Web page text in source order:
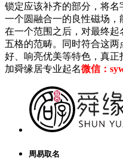
锁定应该补齐的部分，将
一个圆融合一的良性磁场
在一个范围之后，对最终
五格的范畴。同时符合这
好、响亮优美等特色，真
加舜缘居专业起名微信：
周易取名